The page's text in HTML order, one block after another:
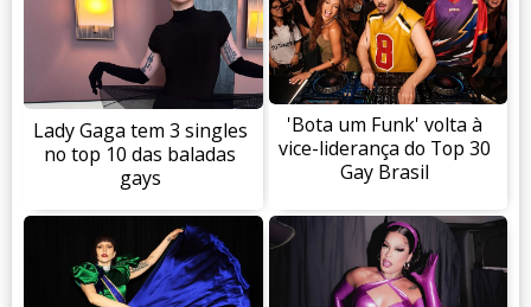
Lady Gaga tem 3 singles
no top 10 das baladas
gays
'Bota um Funk' volta à
vice-liderança do Top 30
Gay Brasil